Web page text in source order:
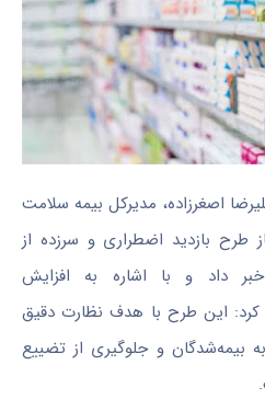
اصغرزاده، مدیرکل بیمه سلامت
طرح بازدید اضطراری و سرزده از
داد و با اشاره به افزایش
کرد: این طرح با هدف نظارت دقیق
بیمه‌شدگان و جلوگیری از تضییع